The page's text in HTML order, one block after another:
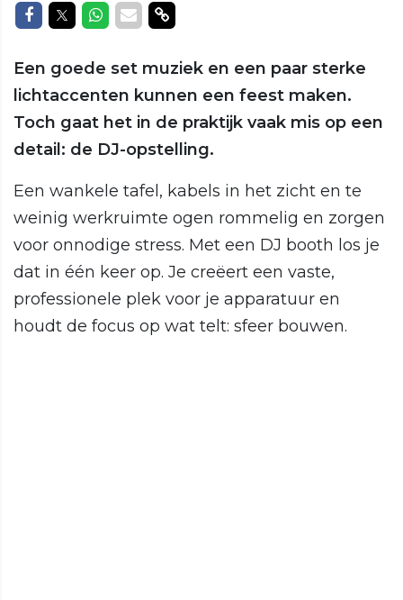
Delen op Facebook
Delen op Twitter
Delen op Whatsapp
Delen via Mail
Delen via link
Een goede set muziek en een paar sterke
lichtaccenten kunnen een feest maken.
Toch gaat het in de praktijk vaak mis op een
detail: de DJ-opstelling.
Een wankele tafel, kabels in het zicht en te
weinig werkruimte ogen rommelig en zorgen
voor onnodige stress. Met een DJ booth los je
dat in één keer op. Je creëert een vaste,
professionele plek voor je apparatuur en
houdt de focus op wat telt: sfeer bouwen.